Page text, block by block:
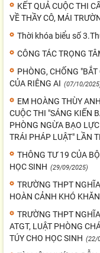
KẾT QUẢ CUỘC THI
VỀ THẦY CÔ, MÁI
Thời khóa biểu số
CÔNG TÁC TRỌNG
PHÒNG, CHỐNG
CỦA RIÊNG AI (07/10/
EM HOÀNG THÙY
CUỘC THI "SÁNG KIẾN
PHÒNG NGỪA BẠO
TRÁI PHÁP LUẬT" LẦN
THÔNG TƯ 19 CỦA
HỌC SINH (29/09/2025)
TRƯỜNG THPT
HOÀN CẢNH KHÓ
TRƯỜNG THPT
ATGT, LUẬT PHÒNG
TÚY CHO HỌC SINH (22/